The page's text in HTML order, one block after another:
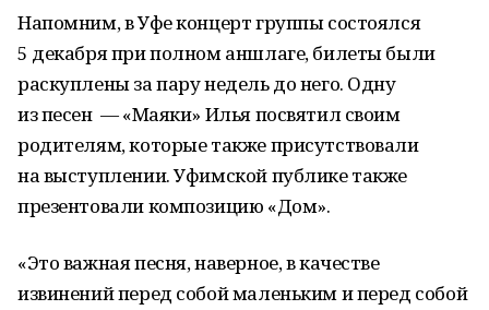
Напомним, в Уфе концерт группы состоялся
5 декабря при полном аншлаге, билеты были
раскуплены за пару недель до него. Одну
из песен — «Маяки» Илья посвятил своим
родителям, которые также присутствовали
на выступлении. Уфимской публике также
презентовали композицию «Дом».
«Это важная песня, наверное, в качестве
извинений перед собой маленьким и перед собой